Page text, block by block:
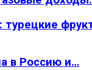
турецкие
в Россию и…